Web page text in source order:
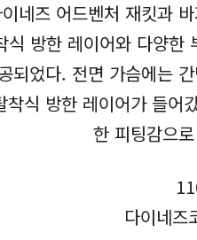
네즈 어드벤처 재킷과
방한 레이어와 다양
되었다. 전면 가슴에는
식 방한 레이어가 들
한 피팅감으
다이네